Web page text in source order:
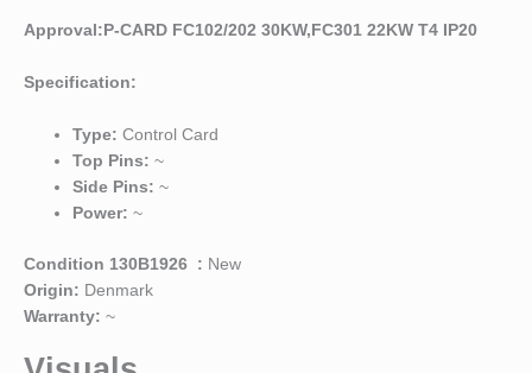
Approval:P-CARD FC102/202 30KW,FC301 22KW T4 IP20
Specification:
Type: Control Card
Top Pins: ~
Side Pins: ~
Power: ~
Condition 130B1926 : New
Origin: Denmark
Warranty: ~